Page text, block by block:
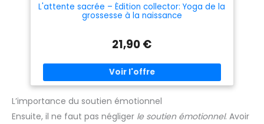
L'attente sacrée – Édition collector: Yoga de la
grossesse à la naissance
21,90 €
L’importance du soutien émotionnel
Ensuite, il ne faut pas négliger le soutien émotionnel. Avoir